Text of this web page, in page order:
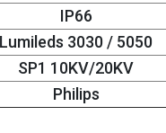
IP66
Lumileds 3030 / 5050
SP1 10KV/20KV
Philips